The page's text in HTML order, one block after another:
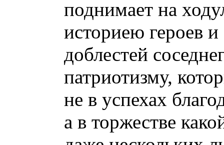
поднимает на
историею героев и
доблестей
патриотизму,
не в успехах
а в торжестве